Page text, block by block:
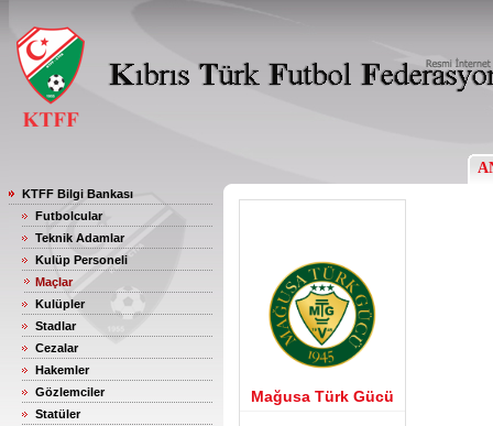
KTFF Bilgi Bankası
Futbolcular
Teknik Adamlar
Kulüp Personeli
Maçlar
Kulüpler
Stadlar
Cezalar
Hakemler
Gözlemciler
Statüler
Mağusa Türk Gücü